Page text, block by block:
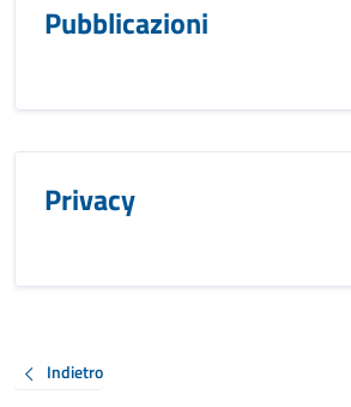
Pubblicazioni
Privacy
Indietro